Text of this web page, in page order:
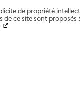
de propriété
de ce site sont proposés